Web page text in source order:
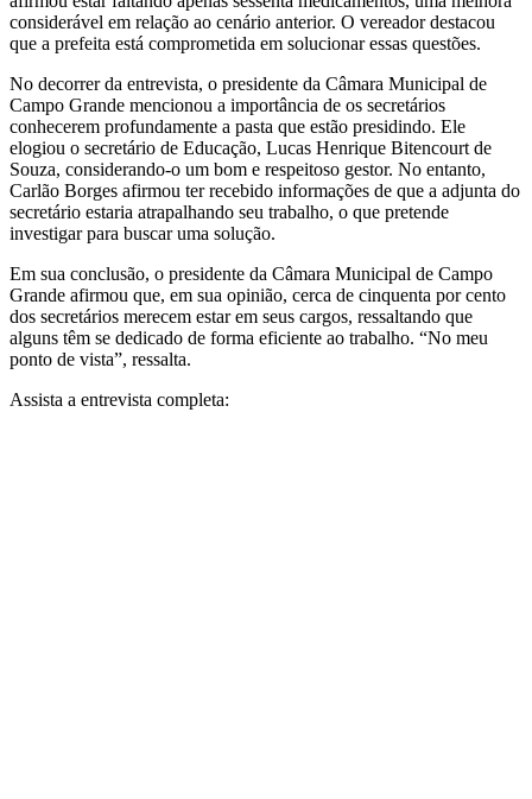
considerável em relação ao cenário anterior. O vereador destacou
que a prefeita está comprometida em solucionar essas questões.
No decorrer da entrevista, o presidente da Câmara Municipal de
Campo Grande mencionou a importância de os secretários
conhecerem profundamente a pasta que estão presidindo. Ele
elogiou o secretário de Educação, Lucas Henrique Bitencourt de
Souza, considerando-o um bom e respeitoso gestor. No entanto,
Carlão Borges afirmou ter recebido informações de que a adjunta do
secretário estaria atrapalhando seu trabalho, o que pretende
investigar para buscar uma solução.
Em sua conclusão, o presidente da Câmara Municipal de Campo
Grande afirmou que, em sua opinião, cerca de cinquenta por cento
dos secretários merecem estar em seus cargos, ressaltando que
alguns têm se dedicado de forma eficiente ao trabalho. “No meu
ponto de vista”, ressalta.
Assista a entrevista completa: